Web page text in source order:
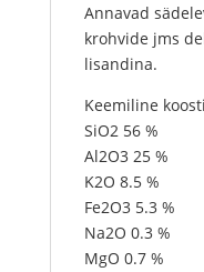
Annavad
krohvide jms
lisandina.
Keemiline
SiO2 56 %
Al2O3 25 %
K2O 8.5 %
Fe2O3 5.3 %
Na2O 0.3 %
MgO 0.7 %